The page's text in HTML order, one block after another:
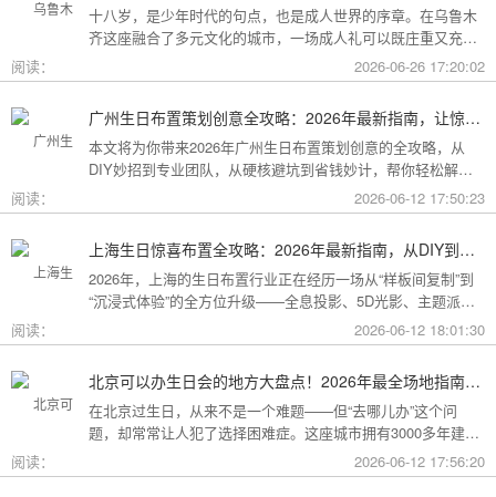
十八岁，是少年时代的句点，也是成人世界的序章。在乌鲁木
齐这座融合了多元文化的城市，一场成人礼可以既庄重又充满
创意。这份攻略为你梳理了从传统仪式到现代派对的多种可
能，希望能帮你找到最独特的那一种。
阅读： 2026-06-26 17:20:02
广州生日布置策划创意全攻略：2026年最新指南，让惊喜成为最难忘的记忆
本文将为你带来2026年广州生日布置策划创意的全攻略，从
DIY妙招到专业团队，从硬核避坑到省钱妙计，帮你轻松解锁
阅读： 2026-06-12 17:50:23
上海生日惊喜布置全攻略：2026年最新指南，从DIY到专业策划一站搞定
2026年，上海的生日布置行业正在经历一场从“样板间复制”到
“沉浸式体验”的全方位升级——全息投影、5D光影、主题派对
套餐层出不穷。本文将为你带来上海生日惊喜布置的2026年最
新全攻略，从低成本DIY到高端定制，从惊喜创意到趋势解
阅读： 2026-06-12 18:01:30
北京可以办生日会的地方大盘点！2026年最全场地指南，总有一款适合你
在北京过生日，从来不是一个难题——但“去哪儿办”这个问
题，却常常让人犯了选择困难症。这座城市拥有3000多年建城
史，既有恢弘大气的皇家园林、典雅别致的胡同四合院，也有
摩登时尚的CBD高空餐厅、融合传统与现代的潮人打卡地。无
阅读： 2026-06-12 17:56:20